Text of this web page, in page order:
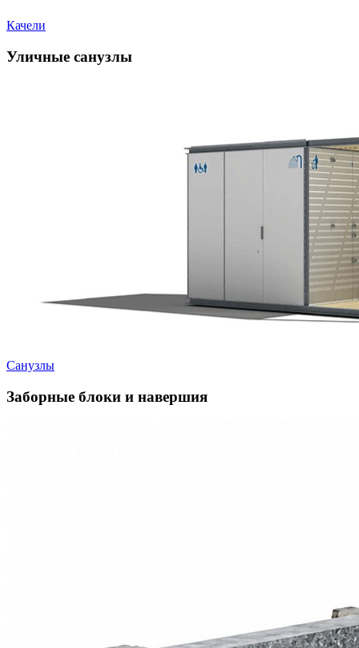
Качели
Уличные санузлы
Санузлы
Заборные блоки и навершия